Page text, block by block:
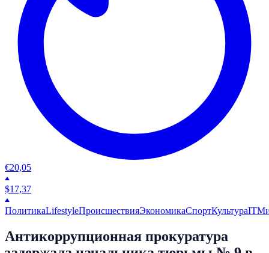
€20,05
$17,37
ПолитикаLifestyleПроисшествияЭкономикаСпортКультураIT
Антикоррупционная прокуратура